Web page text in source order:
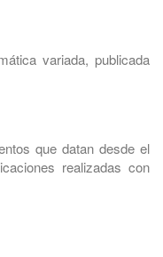
variada, publicada
que datan desde el
realizadas con